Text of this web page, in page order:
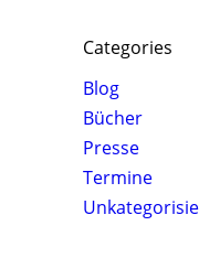
Categories
Blog
Bücher
Presse
Termine